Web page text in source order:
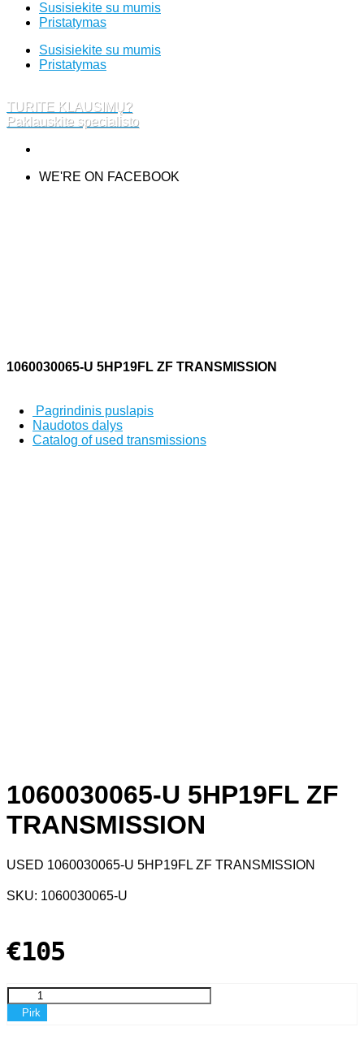
Susisiekite su mumis
Pristatymas
Susisiekite su mumis
Pristatymas
TURITE KLAUSIMŲ?
Paklauskite specialisto
WE'RE ON FACEBOOK
1060030065-U 5HP19FL ZF TRANSMISSION
Pagrindinis puslapis
Naudotos dalys
Catalog of used transmissions
1060030065-U 5HP19FL ZF
TRANSMISSION
USED 1060030065-U 5HP19FL ZF TRANSMISSION
SKU: 1060030065-U
€105
Pirk